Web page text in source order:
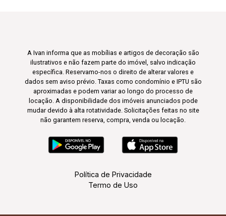
A Ivan informa que as mobílias e artigos de decoração são
ilustrativos e não fazem parte do imóvel, salvo indicação
específica. Reservamo-nos o direito de alterar valores e
dados sem aviso prévio. Taxas como condomínio e IPTU são
aproximadas e podem variar ao longo do processo de
locação. A disponibilidade dos imóveis anunciados pode
mudar devido à alta rotatividade. Solicitações feitas no site
não garantem reserva, compra, venda ou locação.
Política de Privacidade
Termo de Uso